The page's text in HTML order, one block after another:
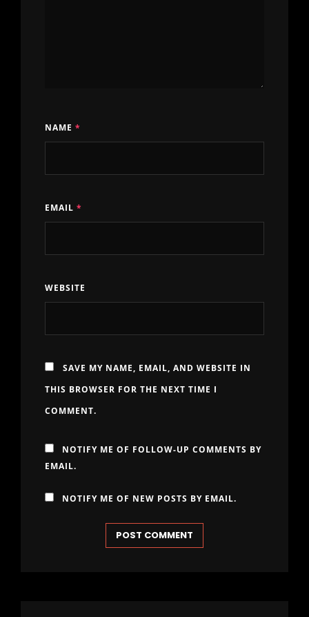
NAME *
EMAIL *
WEBSITE
SAVE MY NAME, EMAIL, AND WEBSITE IN
THIS BROWSER FOR THE NEXT TIME I
COMMENT.
NOTIFY ME OF FOLLOW-UP COMMENTS BY
EMAIL.
NOTIFY ME OF NEW POSTS BY EMAIL.